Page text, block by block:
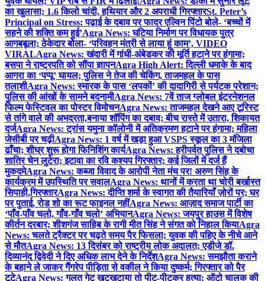
का खुलासा; 1.6 किलो चांदी, हथियार और 2 अपराधी गिरफ्तारSt. Peter’s
Principal on Stress: पढ़ाई के दबाव पर फादर एल्विन पिंटो बोले- ‘बच्चों में
सहने की शक्ति कम हुई’Agra News: घटिया निर्माण पर विधायक पुत्र
आगबबूला; ठेकेदार बोला- ‘परिवहन मंत्री से लाया हूं काम’, VIDEO
VIRALAgra News: खंदारी में गांधी-अंबेडकर की मूर्ति हटाने पर हंगामा;
बसपा ने राष्ट्रपति को सौंपा ज्ञापनAgra High Alert: दिल्ली धमाके के बाद
आगरा का ‘पप्पू’ घायल; पुलिस ने तेज की चेकिंग, ताजमहल के पास
तलाशीAgra News: स्मारक के पास ‘लपकों’ की दादागिरी से पर्यटक परेशान;
पुलिस की आंखों के सामने बदनामीAgra News: 7वें ताज ग्लोबल इंटरनेशनल
फिल्म फेस्टिवल का पोस्टर विमोचनAgra News: ताजमहल देखने आए टूरिस्ट
से तांगे वाले की अभद्रता,बनाया शॉपिंग का दबाव; बीच रास्ते में उतारा, शिकायत
दर्जAgra News: ट्रांस यमुना कॉलोनी में अतिक्रमण हटाने पर हंगामा; महिला
जेसीबी पर चढ़ीAgra News: 1 वर्ष में खड़ा हुआ VSPS स्कूल का 3 मंजिला
ढाँचा; शीघ्र शुरू होगा फिनिशिंग कार्यAgra News: हरीपर्वत पुलिस ने दबोचा
शातिर चेन लुटेरा; इटावा का रवि कश्यप गिरफ्तार; कई जिलों में दर्ज हैं
मुकदमेAgra News: कब्जा विवाद के आरोपी नेता मंच पर! अरुण सिंह के
कार्यक्रम में उपस्थिति पर सवालAgra News: थानों में करता था चोरी बर्खास्त
सिपाही,गिरफ्तारAgra News: दीप्ति शर्मा के स्वागत की तैयारियाँ ज़ोरों पर; घर
पर पुताई, रोड शो का रूट फाइनल नहींAgra News: आज़ाद समाज पार्टी का
‘पाँव-पाँव चलो, गाँव-गाँव चलो’ अभियानAgra News: जयपुर हाउस में विशेष
कीर्तन दरबार; शीशगंज साहिब के रागी मीत सिंह ने संगत को निहाल कियाAgra
News: चलते ट्रैक्टर पर चढ़ते समय पैर फिसला; युवक की पहिए के नीचे आने
से मौतAgra News: 13 दिसंबर को राष्ट्रीय लोक अदालत; एडीजे डॉ.
दिव्यानंद द्विवेदी ने दिए अधिक लाभ देने के निर्देशAgra News: समझौता कराने
के बहाने ले जाकर गैंगरेप पीड़िता से वकील ने किया दुष्कर्म; गिरफ्तार को पैर
टूटेAgra News: गलत गेट खटखटाया तो पीट-पीटकर हत्या; ऑटो चालक की